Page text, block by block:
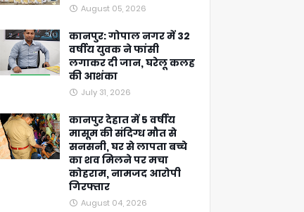
August 05, 2026
कानपुर: गोपाल नगर में 32
वर्षीय युवक ने फांसी
लगाकर दी जान, घरेलू कलह
की आशंका
July 31, 2026
कानपुर देहात में 5 वर्षीय
मासूम की संदिग्ध मौत से
सनसनी, घर से लापता बच्चे
का शव मिलने पर मचा
कोहराम, नामजद आरोपी
गिरफ्तार
August 04, 2026